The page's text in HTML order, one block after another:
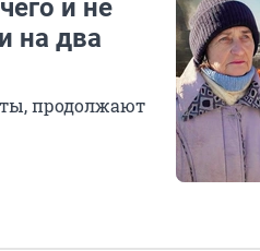
и не
на два
продолжают